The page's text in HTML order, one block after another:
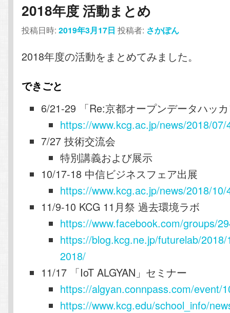
2018年度 活動まとめ
投稿日時:2019年3月17日 投稿者: さかぽん
2018年度の活動をまとめてみました。
できごと
6/21-29 「Re:京都オープンデータハッ
https://www.kcg.ac.jp/news/2018/07/
7/27 技術交流会
特別講義および展示
10/17-18 中信ビジネスフェア出展
https://www.kcg.ac.jp/news/2018/10/
11/9-10 KCG 11月祭 過去環境ラボ
https://www.facebook.com/groups/
https://blog.kcg.ne.jp/futurelab/
2018/
11/17 「IoT ALGYAN」セミナー
https://algyan.connpass.com/event/
https://www.kcg.edu/school_info/